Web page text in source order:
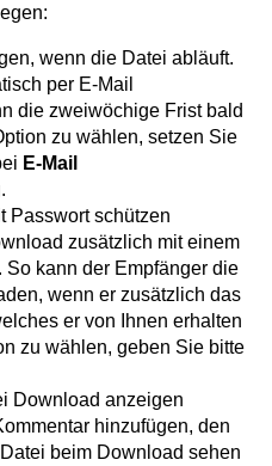
wenn die Datei abläuft.
per E-Mail
die zweiwöchige Frist bald
zu wählen, setzen Sie
E-Mail
.
Passwort schützen
zusätzlich mit einem
So kann der Empfänger die
wenn er zusätzlich das
er von Ihnen erhalten
zu wählen, geben Sie bitte
Download anzeigen
hinzufügen, den
beim Download sehen